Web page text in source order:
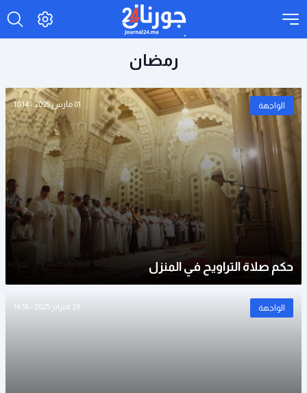
رمضان
الواجهة 01 مارس 2025 - 10:14
حكم صلاة التراويح في المنزل
الواجهة 23 فبراير 2025 - 16:55